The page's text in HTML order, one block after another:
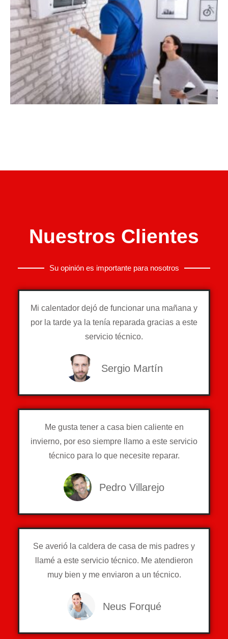
Nuestros Clientes
Su opinión es importante para nosotros
Mi calentador dejó de funcionar una mañana y
por la tarde ya la tenía reparada gracias a este
servicio técnico.
Sergio Martín
Me gusta tener a casa bien caliente en
invierno, por eso siempre llamo a este servicio
técnico para lo que necesite reparar.
Pedro Villarejo
Se averió la caldera de casa de mis padres y
llamé a este servicio técnico. Me atendieron
muy bien y me enviaron a un técnico.
Neus Forqué